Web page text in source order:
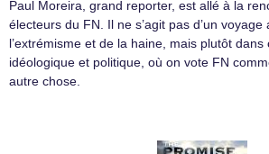
Paul Moreira, grand reporter, est allé à la
électeurs du FN. Il ne s’agit pas d’un voyage
l’extrémisme et de la haine, mais plutôt dans
idéologique et politique, où on vote FN
autre chose.